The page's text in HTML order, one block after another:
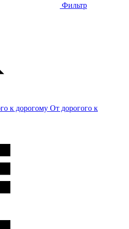
Фильтр
к дорогому От дорогого к